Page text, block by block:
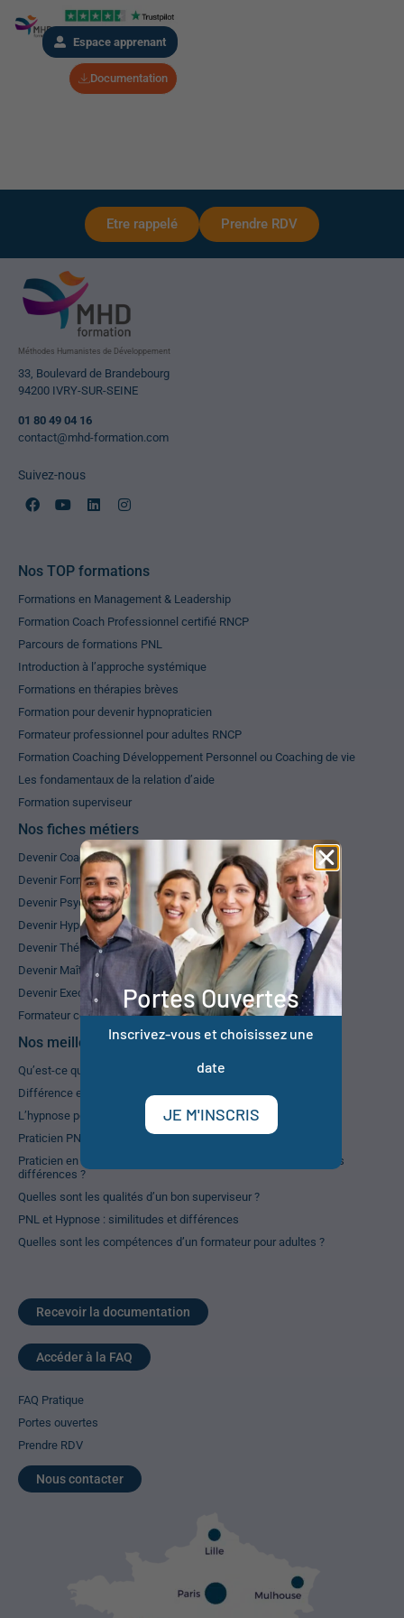
Espace apprenant
Documentation
Etre rappelé Prendre RDV
Méthodes Humanistes de Développement
33, Boulevard de Brandebourg
94200 IVRY-SUR-SEINE
01 80 49 04 16
contact@mhd-formation.com
Suivez-nous
Nos TOP formations
Formations en Management & Leadership
Formation Coach Professionnel certifié RNCP
Parcours de formations PNL
Introduction à l’approche systémique
Formations en thérapies brèves
Formation pour devenir hypnopraticien
Formateur professionnel pour adultes RNCP
Formation Coaching Développement Personnel ou Coaching de vie
Les fondamentaux de la relation d’aide
Formation superviseur
Nos fiches métiers
Devenir Coach de vie
Devenir Formateur pour adultes
Devenir Psychopraticien
Devenir Hypnothérapeute
Devenir Thérapeute en relation d’aide
Devenir Maître Praticien en thérapies brèves
Devenir Executive Coach
Formateur coach, une double compétence
Nos meilleurs articles
Qu’est-ce qu’un Psychopraticien ?
Différence entre Psychopraticien et Psychologue
L’hypnose pour retrouver la mémoire
Praticien PNL, quelle définition ?
Praticien en relation d’aide et praticien en thérapie brève, quelles
différences ?
Quelles sont les qualités d’un bon superviseur ?
PNL et Hypnose : similitudes et différences
Quelles sont les compétences d’un formateur pour adultes ?
Recevoir la documentation
Accéder à la FAQ
FAQ Pratique
Portes ouvertes
Prendre RDV
Nous contacter
Portes Ouvertes
Inscrivez-vous et choisissez une
date
JE M'INSCRIS